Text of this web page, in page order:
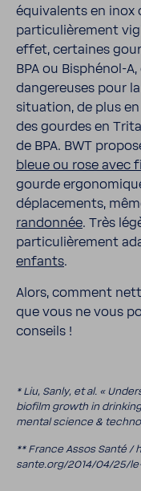
équi­va­lents en inox
parti­cu­liè­re­ment
effet, certaines
BPA ou Bisphénol-​
dange­reuses pour
situa­tion, de plus
des gourdes en
de BPA. BWT
bleue ou rose avec
gourde
dépla­ce­ments,
randonnée. Très
parti­cu­liè­re­ment
enfants.
Alors, comment
que vous ne vous
conseils !
* Liu, Sanly, et al. «
biofilm growth in
mental science &
** France Assos Santé
sante.org/2014/04/25/